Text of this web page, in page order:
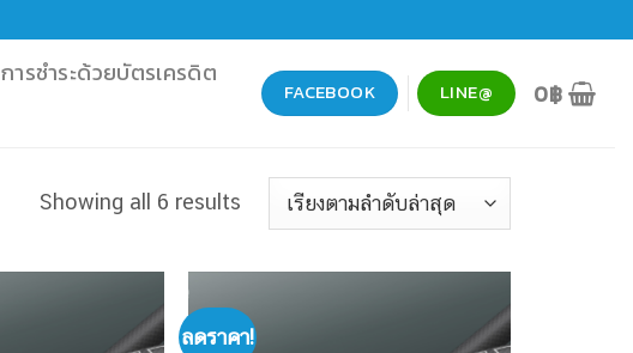
การชำระด้วยบัตรเครดิต
FACEBOOK LINE@ 0฿
Showing all 6 results
ลดราคา!